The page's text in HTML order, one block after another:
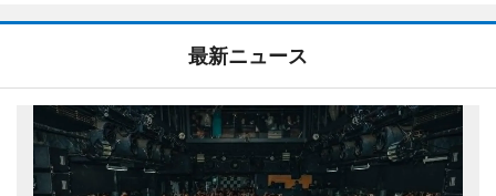
最新ニュース